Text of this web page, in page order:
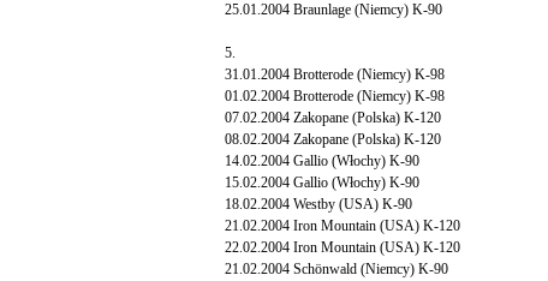
25.01.2004 Braunlage (Niemcy) K-90
5.
31.01.2004 Brotterode (Niemcy) K-98
01.02.2004 Brotterode (Niemcy) K-98
07.02.2004 Zakopane (Polska) K-120
08.02.2004 Zakopane (Polska) K-120
14.02.2004 Gallio (Włochy) K-90
15.02.2004 Gallio (Włochy) K-90
18.02.2004 Westby (USA) K-90
21.02.2004 Iron Mountain (USA) K-120
22.02.2004 Iron Mountain (USA) K-120
21.02.2004 Schönwald (Niemcy) K-90